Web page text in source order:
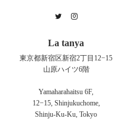
Twitter
La tanya
東京都新宿区新宿2丁目12−15
山原ハイツ6階
Yamaharahaitsu 6F,
12−15, Shinjukuchome,
Shinju-Ku-Ku, Tokyo